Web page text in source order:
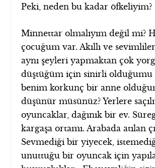
Peki, neden bu kadar öfkeliyim?
Minnettar olmalıyım değil mi?
çocuğum var. Akıllı ve
aynı şeyleri yapmaktan çok
düştüğüm için sinirli olduğumu
benim korkunç bir anne
düşünür müsünüz? Yerlere
oyuncaklar, dağınık bir ev.
kargaşa ortamı. Arabada atılan
Sevmediği bir yiyecek,
unuttuğu bir oyuncak için